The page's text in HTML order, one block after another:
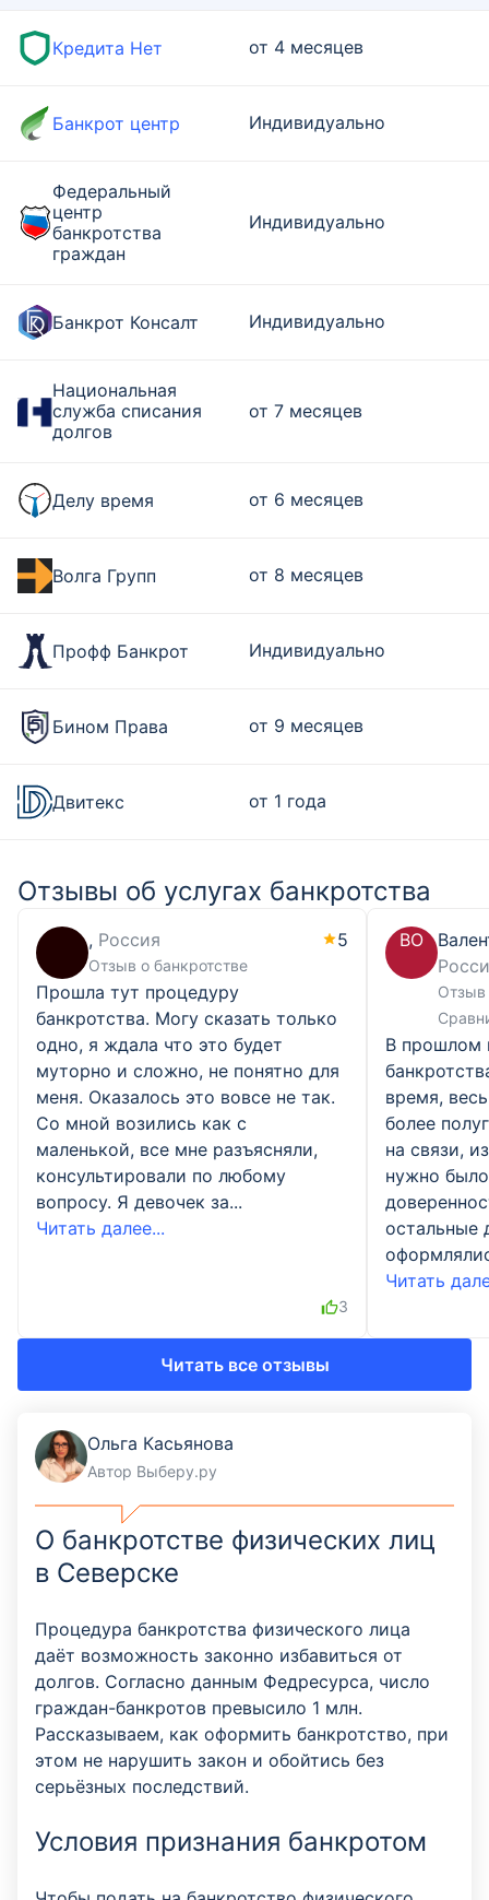
Кредита Нет от 4 месяцев
Банкрот центр Индивидуально
Федеральный
центр
банкротства
граждан
Индивидуально
Банкрот Консалт Индивидуально
Национальная
служба списания
долгов
от 7 месяцев
Делу время от 6 месяцев
Волга Групп от 8 месяцев
Профф Банкрот Индивидуально
Бином Права от 9 месяцев
Двитекс от 1 года
Отзывы об услугах банкротства
, Россия 5
Отзыв о банкротстве
Прошла тут процедуру
банкротства. Могу сказать только
одно, я ждала что это будет
муторно и сложно, не понятно для
меня. Оказалось это вовсе не так.
Со мной возились как с
маленькой, все мне разъясняли,
консультировали по любому
вопросу. Я девочек за...
Читать далее...
3
ВО
Отзыв
В прошлом
время,
более
на связи,
нужно
остальные
Читать
Читать все отзывы
Ольга Касьянова
Автор Выберу.ру
О банкротстве физических лиц
в Северске
Процедура банкротства физического лица
даёт возможность законно избавиться от
долгов. Согласно данным Федресурса, число
граждан-банкротов превысило 1 млн.
Рассказываем, как оформить банкротство, при
этом не нарушить закон и обойтись без
серьёзных последствий.
Условия признания банкротом